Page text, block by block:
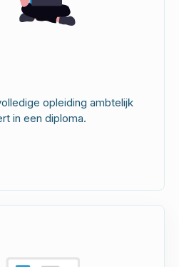
opleiding ambtelijk
in een diploma.